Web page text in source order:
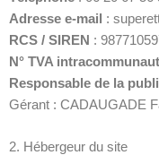
Adresse e-mail :
RCS / SIREN :
N° TVA
Responsable de la
Gérant : CADAUGADE
2. Hébergeur du site